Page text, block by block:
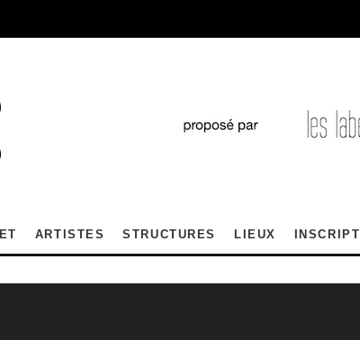
ARTISTES STRUCTURES LIEUX